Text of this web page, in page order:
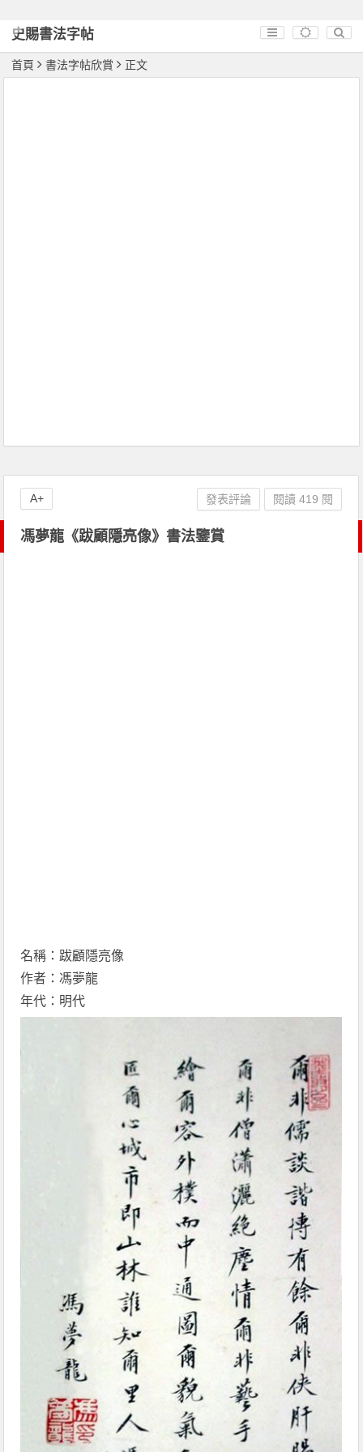
史賜書法字帖
首頁 書法字帖欣賞 正文
馮夢龍《跋顧隱亮像》書法鑒賞
名稱：跋顧隱亮像
作者：馮夢龍
年代：明代
發表評論 閱讀 419 閱
A+